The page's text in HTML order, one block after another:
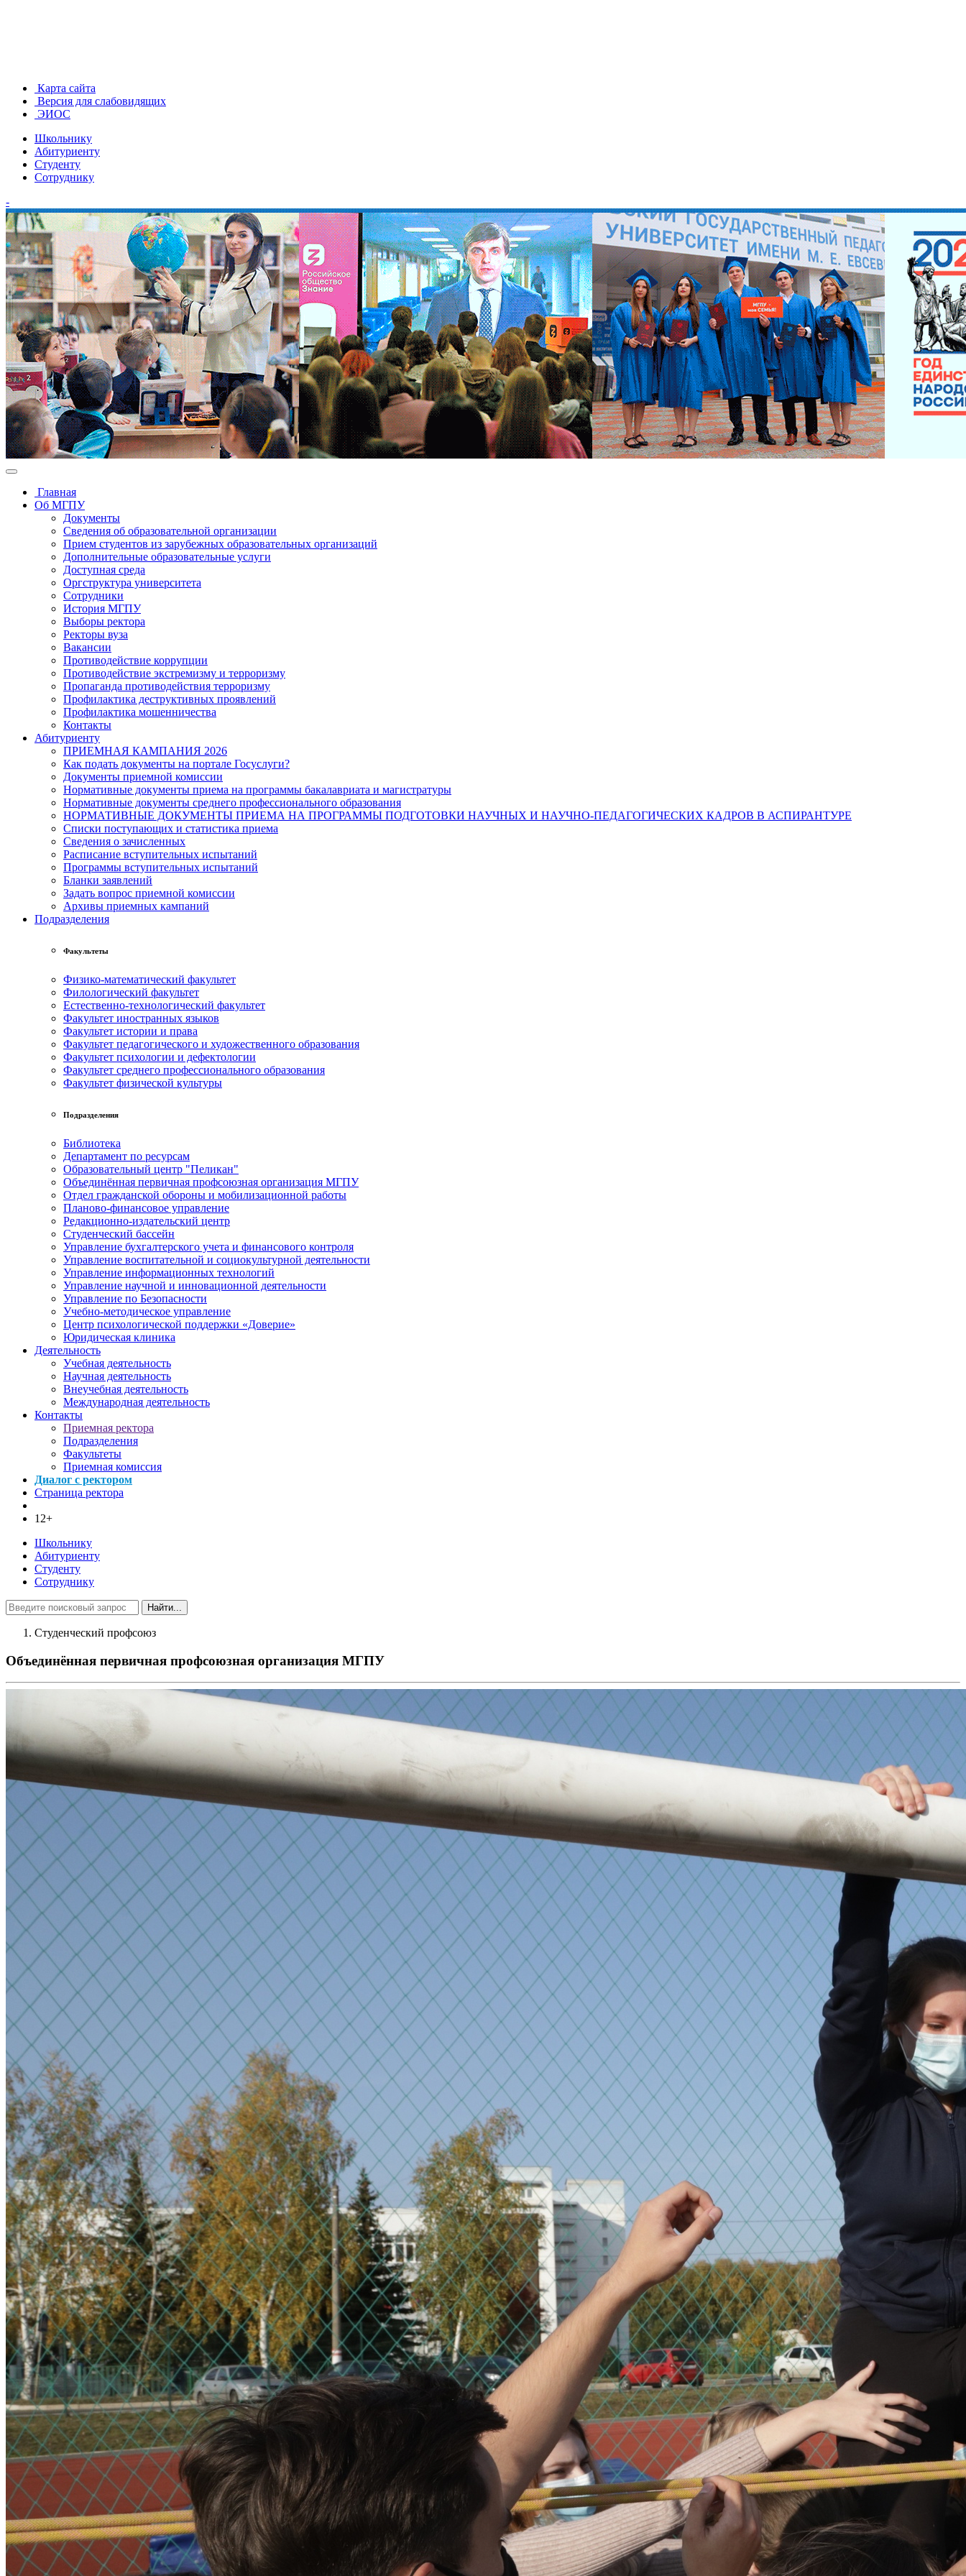
Карта сайта
Версия для слабовидящих
ЭИОС
Школьнику
Абитуриенту
Студенту
Сотруднику
-
Главная
Об МГПУ
Документы
Сведения об образовательной организации
Прием студентов из зарубежных образовательных организаций
Дополнительные образовательные услуги
Доступная среда
Оргструктура университета
Сотрудники
История МГПУ
Выборы ректора
Ректоры вуза
Вакансии
Противодействие коррупции
Противодействие экстремизму и терроризму
Пропаганда противодействия терроризму
Профилактика деструктивных проявлений
Профилактика мошенничества
Контакты
Абитуриенту
ПРИЕМНАЯ КАМПАНИЯ 2026
Как подать документы на портале Госуслуги?
Документы приемной комиссии
Нормативные документы приема на программы бакалавриата и магистратуры
Нормативные документы среднего профессионального образования
НОРМАТИВНЫЕ ДОКУМЕНТЫ ПРИЕМА НА ПРОГРАММЫ ПОДГОТОВКИ НАУЧНЫХ И НАУЧНО-ПЕДАГОГИЧЕСКИХ КАДРОВ В АСПИРАНТУРЕ
Списки поступающих и статистика приема
Сведения о зачисленных
Расписание вступительных испытаний
Программы вступительных испытаний
Бланки заявлений
Задать вопрос приемной комиссии
Архивы приемных кампаний
Подразделения
Факультеты
Физико-математический факультет
Филологический факультет
Естественно-технологический факультет
Факультет иностранных языков
Факультет истории и права
Факультет педагогического и художественного образования
Факультет психологии и дефектологии
Факультет среднего профессионального образования
Факультет физической культуры
Подразделения
Библиотека
Департамент по ресурсам
Образовательный центр "Пеликан"
Объединённая первичная профсоюзная организация МГПУ
Отдел гражданской обороны и мобилизационной работы
Планово-финансовое управление
Редакционно-издательский центр
Студенческий бассейн
Управление бухгалтерского учета и финансового контроля
Управление воспитательной и социокультурной деятельности
Управление информационных технологий
Управление научной и инновационной деятельности
Управление по Безопасности
Учебно-методическое управление
Центр психологической поддержки «Доверие»
Юридическая клиника
Деятельность
Учебная деятельность
Научная деятельность
Внеучебная деятельность
Международная деятельность
Контакты
Приемная ректора
Подразделения
Факультеты
Приемная комиссия
Диалог с ректором
Страница ректора
12+
Школьнику
Абитуриенту
Студенту
Сотруднику
Найти...
Студенческий профсоюз
Объединённая первичная профсоюзная организация МГПУ